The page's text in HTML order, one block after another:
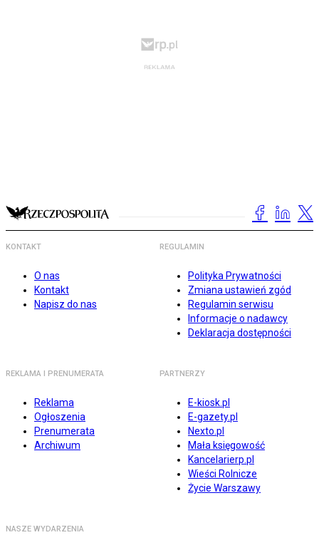
KONTAKT
O nas
Kontakt
Napisz do nas
REGULAMIN
Polityka Prywatności
Zmiana ustawień zgód
Regulamin serwisu
Informacje o nadawcy
Deklaracja dostępności
REKLAMA I PRENUMERATA
Reklama
Ogłoszenia
Prenumerata
Archiwum
PARTNERZY
E-kiosk.pl
E-gazety.pl
Nexto.pl
Mała księgowość
Kancelarierp.pl
Wieści Rolnicze
Życie Warszawy
NASZE WYDARZENIA